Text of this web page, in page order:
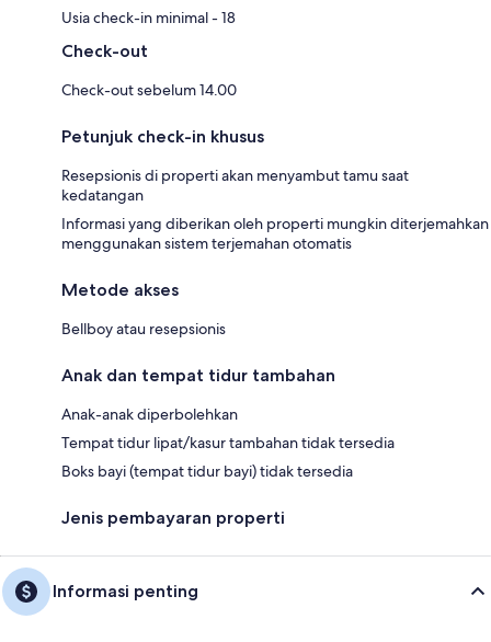
Usia check-in minimal - 18
Check-out
Check-out sebelum 14.00
Petunjuk check-in khusus
Resepsionis di properti akan menyambut tamu saat
kedatangan
Informasi yang diberikan oleh properti mungkin diterjemahkan
menggunakan sistem terjemahan otomatis
Metode akses
Bellboy atau resepsionis
Anak dan tempat tidur tambahan
Anak-anak diperbolehkan
Tempat tidur lipat/kasur tambahan tidak tersedia
Boks bayi (tempat tidur bayi) tidak tersedia
Jenis pembayaran properti
Informasi penting